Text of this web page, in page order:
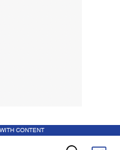
CONTENT